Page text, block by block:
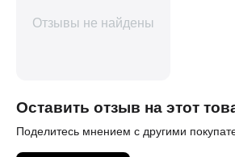
Отзывы не найдены
Оставить отзыв на этот
Поделитесь мнением с другими